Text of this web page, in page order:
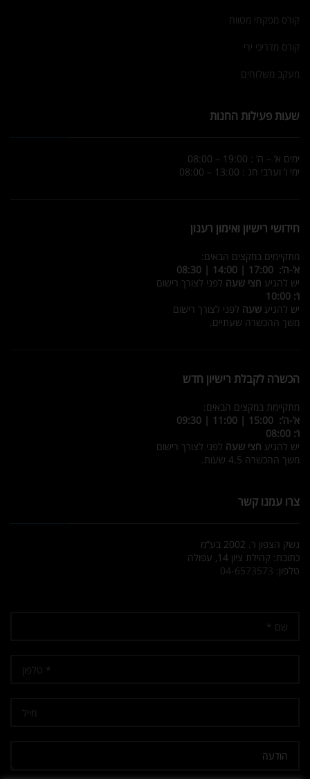
קורס מפקחי מטווח
קורס מדריכי ירי
מעקב משלוחים
שעות פעילות החנות
ימים א’ – ה’ : 19:00 – 08:00
ימי ו’ וערבי חג : 13:00 – 08:00
חידושי רישיון ואימון רענון
מתקיימים במקצים הבאים:
א’-ה’: 17:00 | 14:00 | 08:30
יש להגיע חצי שעה לפני לצורך רישום
ו’: 10:00
יש להגיע שעה לפני לצורך רישום
משך ההכשרה שעתיים.
הכשרה לקבלת רישיון חדש
מתקיימת במקצים הבאים:
א’-ה’: 15:00 | 11:00 | 09:30
ו’: 08:00
יש להגיע חצי שעה לפני לצורך רישום
משך ההכשרה 4.5 שעות.
צרו עמנו קשר
נשק הצפון ר. 2002 בע”מ
כתובת: קהילת ציון 14, עפולה
טלפון: 04-6573573